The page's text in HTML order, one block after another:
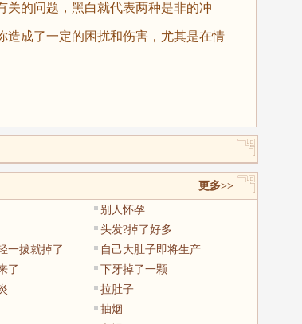
关的问题，黑白就代表两种是非的冲
造成了一定的困扰和伤害，尤其是在情
更多>>
别人怀孕
头发?掉了好多
一拔就掉了
自己大肚子即将生产
了
下牙掉了一颗
拉肚子
抽烟